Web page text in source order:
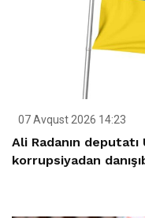
07 Avqust 2026 14:23
Ali Radanın
korrupsiyadan